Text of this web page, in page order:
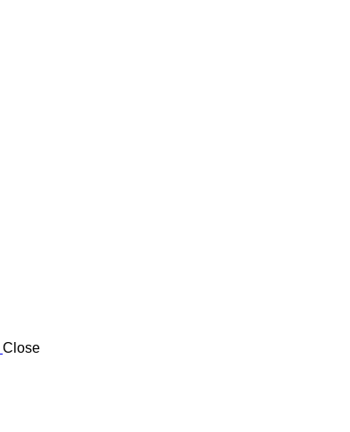
Close